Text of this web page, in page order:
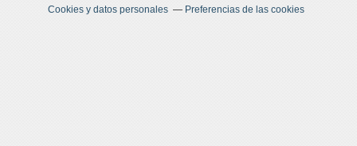
Cookies y datos personales
Preferencias de las cookies